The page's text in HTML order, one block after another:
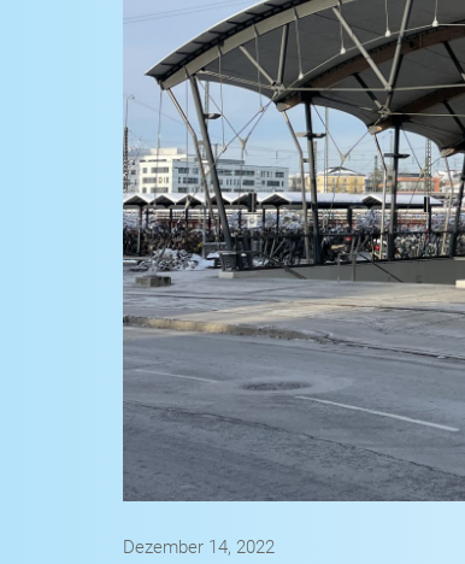
Dezember 14, 2022